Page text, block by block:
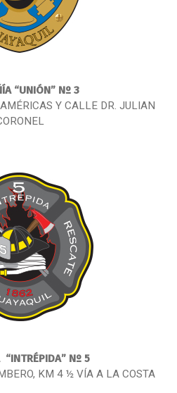
“UNIÓN” Nº 3
Y CALLE DR. JULIAN
“INTRÉPIDA” Nº 5
KM 4 ½ VÍA A LA COSTA